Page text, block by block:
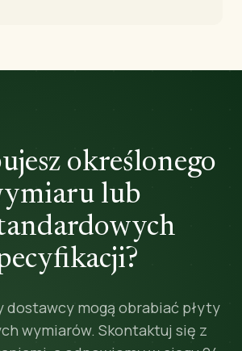
określonego
lub
dostawcy mogą obrabiać płyty
wymiarów. Skontaktuj się z